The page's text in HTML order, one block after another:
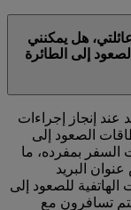
هل يمكنني
إلى الطائرة
عند إنجاز إجراءات
الصعود إلى
السفر بمفرده، ما
البريد
الهاتفية للصعود إلى
تسافرون مع